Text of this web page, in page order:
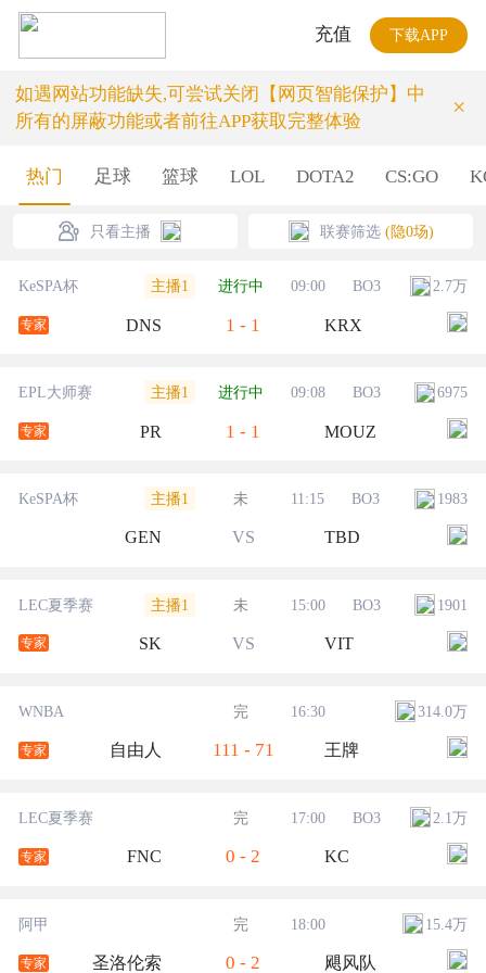
充值 下载APP
如遇网站功能缺失,可尝试关闭【网页智能保护】中
所有的屏蔽功能或者前往APP获取完整体验
×
热门 足球 篮球 LOL DOTA2 CS:GO
只看主播 联赛筛选 (隐0场)
KeSPA杯 主播1 进行中 09:00 BO3 2.7万
专家 DNS 1 - 1 KRX
EPL大师赛 主播1 进行中 09:08 BO3 6975
专家 PR 1 - 1 MOUZ
KeSPA杯 主播1 未 11:15 BO3 1983
GEN VS TBD
LEC夏季赛 主播1 未 15:00 BO3 1901
专家 SK VS VIT
WNBA 完 16:30 314.0万
专家 自由人 111 - 71 王牌
LEC夏季赛 完 17:00 BO3 2.1万
专家 FNC 0 - 2 KC
阿甲 完 18:00 15.4万
专家 圣洛伦索 0 - 2 飓风队